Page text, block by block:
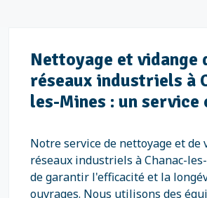
Nettoyage et vidange
réseaux industriels à
les-Mines : un service
Notre service de nettoyage et de
réseaux industriels à Chanac-
de garantir l'efficacité et la
ouvrages. Nous utilisons des